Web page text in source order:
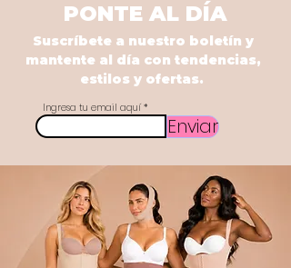
PONTE AL DÍA
Suscríbete a nuestro boletín y
mantente al día con tendencias,
estilos y ofertas.
Ingresa tu email aquí
Enviar